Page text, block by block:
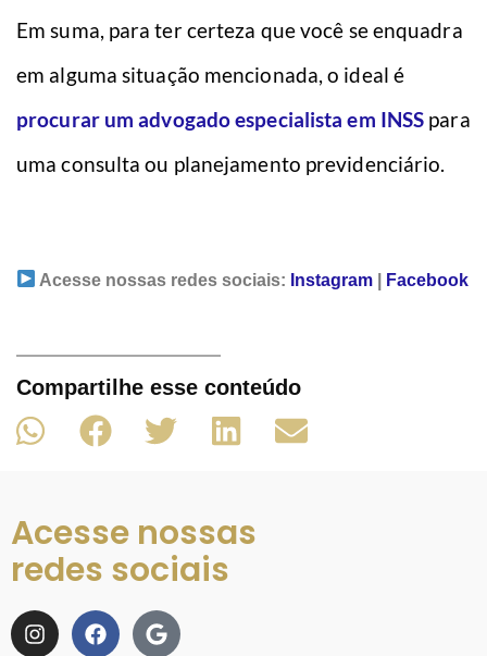
Em suma, para ter certeza que você se enquadra
em alguma situação mencionada, o ideal é
procurar um advogado especialista em INSS para
uma consulta ou planejamento previdenciário.
Acesse nossas redes sociais: Instagram Facebook
Compartilhe esse conteúdo
Acesse nossas
redes sociais